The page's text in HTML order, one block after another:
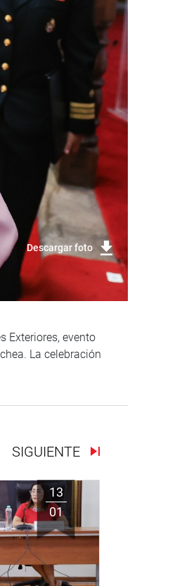
Descargar foto
Exteriores, evento
La celebración
SIGUIENTE
13
01